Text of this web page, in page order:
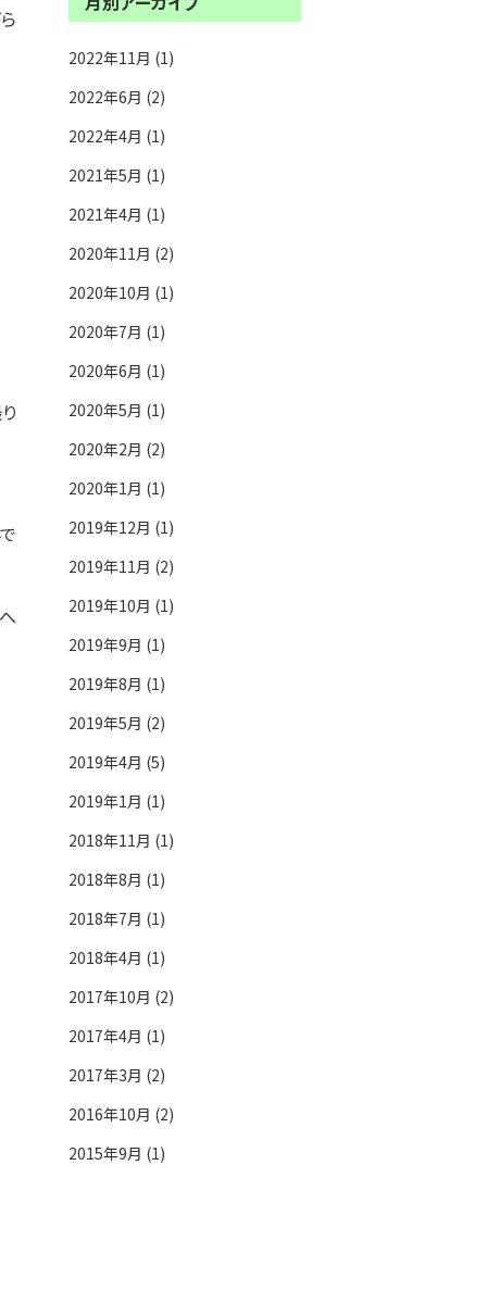
2022年11月 (1)
2022年6月 (2)
2022年4月 (1)
2021年5月 (1)
2021年4月 (1)
2020年11月 (2)
2020年10月 (1)
2020年7月 (1)
2020年6月 (1)
2020年5月 (1)
2020年2月 (2)
2020年1月 (1)
2019年12月 (1)
2019年11月 (2)
2019年10月 (1)
2019年9月 (1)
2019年8月 (1)
2019年5月 (2)
2019年4月 (5)
2019年1月 (1)
2018年11月 (1)
2018年8月 (1)
2018年7月 (1)
2018年4月 (1)
2017年10月 (2)
2017年4月 (1)
2017年3月 (2)
2016年10月 (2)
2015年9月 (1)